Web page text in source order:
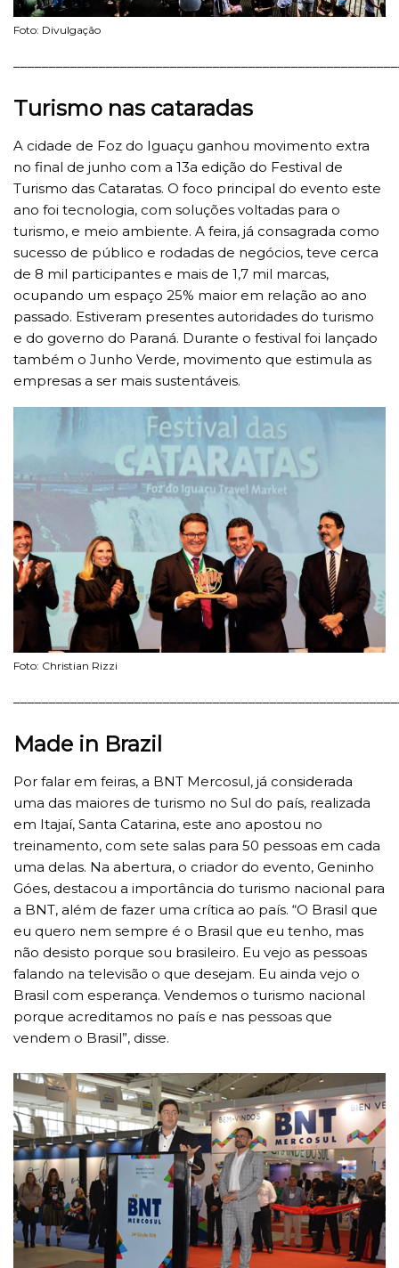
Foto: Divulgação
Turismo nas cataradas
A cidade de Foz do Iguaçu ganhou movimento extra
no final de junho com a 13a edição do Festival de
Turismo das Cataratas. O foco principal do evento este
ano foi tecnologia, com soluções voltadas para o
turismo, e meio ambiente. A feira, já consagrada como
sucesso de público e rodadas de negócios, teve cerca
de 8 mil participantes e mais de 1,7 mil marcas,
ocupando um espaço 25% maior em relação ao ano
passado. Estiveram presentes autoridades do turismo
e do governo do Paraná. Durante o festival foi lançado
também o Junho Verde, movimento que estimula as
empresas a ser mais sustentáveis.
Foto: Christian Rizzi
Made in Brazil
Por falar em feiras, a BNT Mercosul, já considerada
uma das maiores de turismo no Sul do país, realizada
em Itajaí, Santa Catarina, este ano apostou no
treinamento, com sete salas para 50 pessoas em cada
uma delas. Na abertura, o criador do evento, Geninho
Góes, destacou a importância do turismo nacional para
a BNT, além de fazer uma crítica ao país. “O Brasil que
eu quero nem sempre é o Brasil que eu tenho, mas
não desisto porque sou brasileiro. Eu vejo as pessoas
falando na televisão o que desejam. Eu ainda vejo o
Brasil com esperança. Vendemos o turismo nacional
porque acreditamos no país e nas pessoas que
vendem o Brasil”, disse.